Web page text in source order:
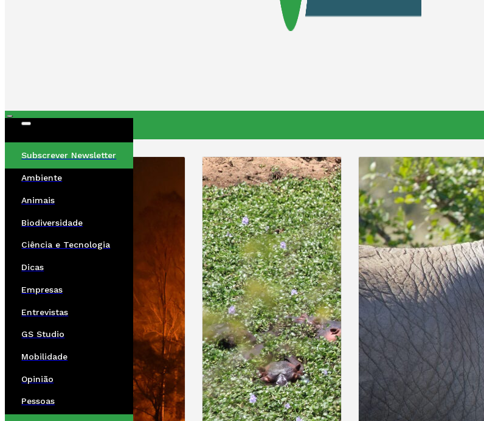
Subscrever Newsletter
Ambiente
Animais
Biodiversidade
Ciência e Tecnologia
Dicas
Empresas
Entrevistas
GS Studio
Mobilidade
Opinião
Pessoas